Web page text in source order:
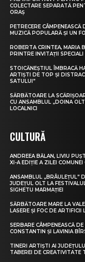
COLECTARE SEPARATĂ
ORAȘ
PETRECERE CÂMPENEASCĂ
MUZICĂ POPULARĂ ȘI UN
ROBERTA CRINTEA, MARIA
PRINTRE INVITAȚII
STOICĂNEȘTIUL ÎMBRACĂ
ARTIȘTI DE TOP ȘI
SATULUI”
SĂRBĂTOARE LA
CU ANSAMBLUL „DOINA
LOCALNICI
CULTURĂ
ANDREEA BĂLAN, LIVIU
XI-A EDIȚIE A ZILEI COMUNEI
ANSAMBLUL „BRÂULEȚUL”
JUDEȚUL OLT LA
SIGHETU MARMAȚIEI
SĂRBĂTOARE MARE LA
LASERE ȘI FOC DE ARTIFICII
SERBARE CÂMPENEASCĂ
CONSTANTIN ȘI LAVINIA
TINERI ARTIȘTI AI
TABEREI DE CREATIVITATE